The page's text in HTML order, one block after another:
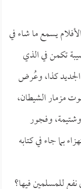
يسمع ما شاء في
تكمن في الذي
كذا، وعُرض
مزمار الشيطان،
وفجور
بما جاء في كتابه
للمسلمين فيها؟